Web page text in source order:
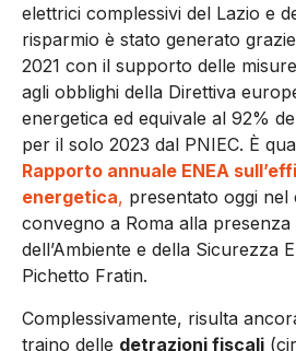
elettrici complessivi del Lazio e
risparmio è stato generato
2021 con il supporto delle
agli obblighi della Direttiva
energetica ed equivale al 92%
per il solo 2023 dal PNIEC. È
Rapporto annuale ENEA
energetica, presentato oggi
convegno a Roma alla presenza
dell’Ambiente e della Sicurezza
Pichetto Fratin.
Complessivamente, risulta
traino delle detrazioni fiscali